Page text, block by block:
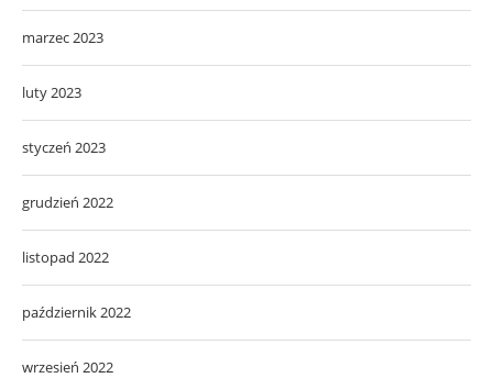
marzec 2023
luty 2023
styczeń 2023
grudzień 2022
listopad 2022
październik 2022
wrzesień 2022